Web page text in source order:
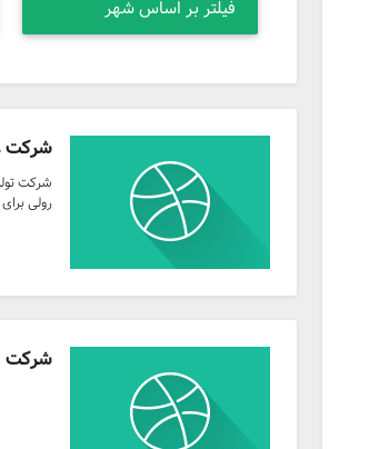
شرکت
شرکت
رولی برای اولین
شرکت